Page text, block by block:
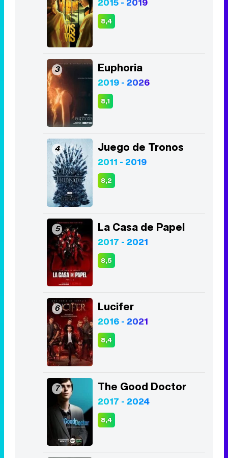
8,4
3 Euphoria
2019 - 2026
8,1
4 Juego de Tronos
2011 - 2019
8,2
5 La Casa de Papel
2017 - 2021
8,5
6 Lucifer
2016 - 2021
8,4
7 The Good Doctor
2017 - 2024
8,4